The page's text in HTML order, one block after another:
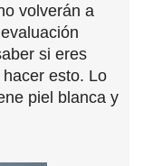
volverán a
si eres
esto. Lo
piel blanca y